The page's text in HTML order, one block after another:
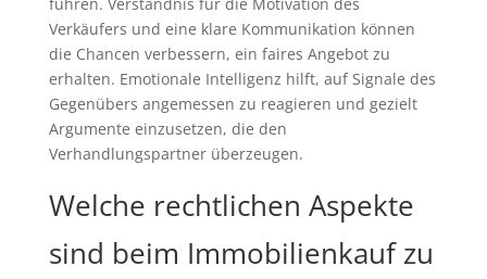
Verkäufers und eine klare Kommunikation können
die Chancen verbessern, ein faires Angebot zu
erhalten. Emotionale Intelligenz hilft, auf Signale des
Gegenübers angemessen zu reagieren und gezielt
Argumente einzusetzen, die den
Verhandlungspartner überzeugen.
Welche rechtlichen Aspekte
sind beim Immobilienkauf zu